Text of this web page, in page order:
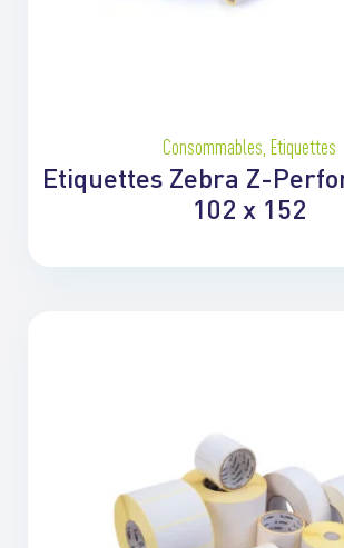
Consommables Etiquettes
Etiquettes Zebra Z-
102 x 152